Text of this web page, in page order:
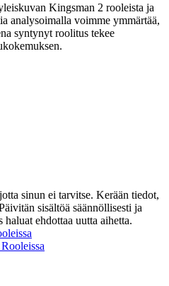
Kingsman 2 rooleista ja
analysoimalla voimme ymmärtää,
syntynyt roolitus tekee
sinun ei tarvitse. Kerään tiedot,
sisältöä säännöllisesti ja
ehdottaa uutta aihetta.